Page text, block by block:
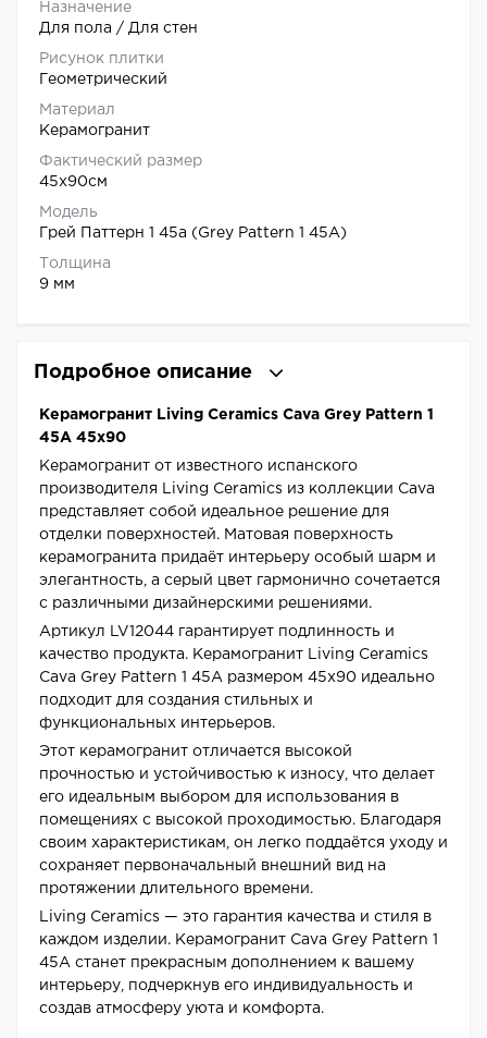
Назначение
Для пола / Для стен
Рисунок плитки
Геометрический
Материал
Керамогранит
Фактический размер
45x90см
Модель
Грей Паттерн 1 45a (Grey Pattern 1 45A)
Толщина
9 мм
Подробное описание
Керамогранит Living Ceramics Cava Grey Pattern 1
45A 45x90
Керамогранит от известного испанского
производителя Living Ceramics из коллекции Cava
представляет собой идеальное решение для
отделки поверхностей. Матовая поверхность
керамогранита придаёт интерьеру особый шарм и
элегантность, а серый цвет гармонично сочетается
с различными дизайнерскими решениями.
Артикул LV12044 гарантирует подлинность и
качество продукта. Керамогранит Living Ceramics
Cava Grey Pattern 1 45A размером 45x90 идеально
подходит для создания стильных и
функциональных интерьеров.
Этот керамогранит отличается высокой
прочностью и устойчивостью к износу, что делает
его идеальным выбором для использования в
помещениях с высокой проходимостью. Благодаря
своим характеристикам, он легко поддаётся уходу и
сохраняет первоначальный внешний вид на
протяжении длительного времени.
Living Ceramics — это гарантия качества и стиля в
каждом изделии. Керамогранит Cava Grey Pattern 1
45A станет прекрасным дополнением к вашему
интерьеру, подчеркнув его индивидуальность и
создав атмосферу уюта и комфорта.